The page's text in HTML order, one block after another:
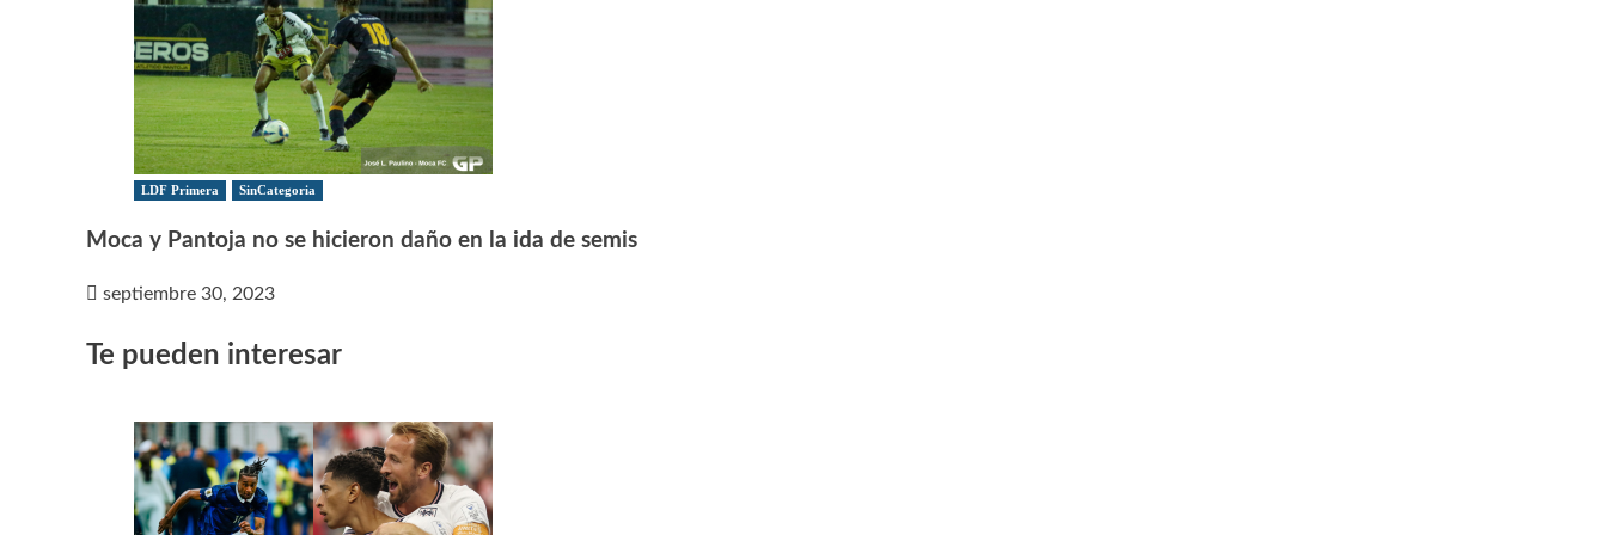
LDF Primera SinCategoria
Moca y Pantoja no se hicieron daño en la ida de semis
septiembre 30, 2023
Te pueden interesar